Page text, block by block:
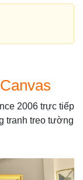
2006 trực tiếp
tranh treo tường